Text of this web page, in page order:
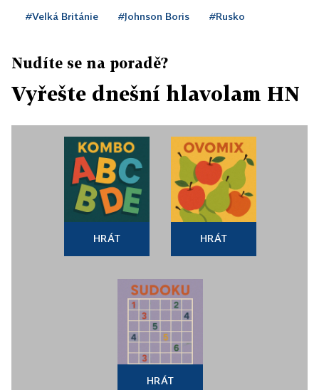
#Velká Británie #Johnson Boris #Rusko
Nudíte se na poradě?
Vyřešte dnešní hlavolam HN
HRÁT HRÁT
HRÁT